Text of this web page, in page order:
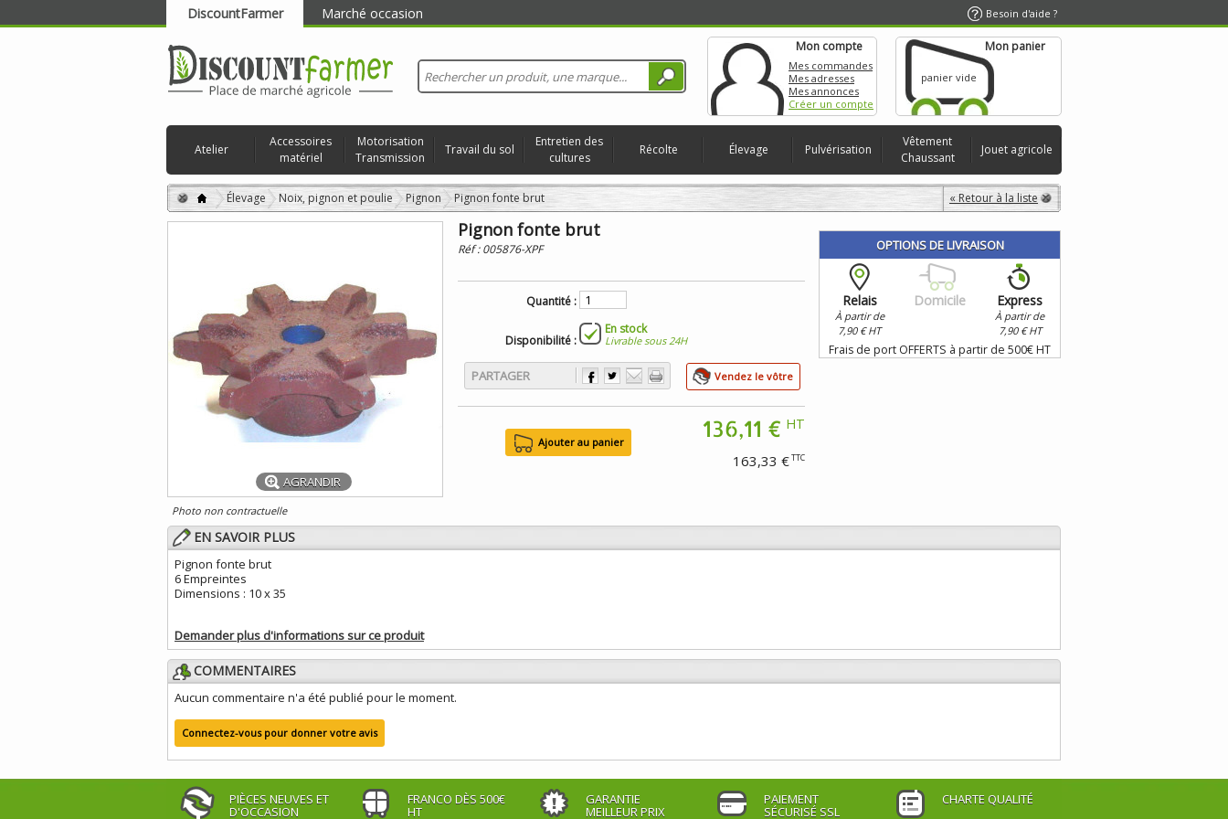
DiscountFarmer Marché occasion Besoin d'aide ?
RECHERCHER
Mon compte
Mes commandes
Mes adresses
Mes annonces
Créer un compte
Mon panier
panier vide
Atelier
Accessoires
matériel
Motorisation
Transmission
Travail du sol
Entretien des
cultures
Récolte Élevage Pulvérisation
Vêtement
Chaussant
Jouet agricole
« Retour à la liste
Élevage Noix, pignon et poulie Pignon Pignon fonte brut
AGRANDIR
Photo non contractuelle
Pignon fonte brut
Réf :005876-XPF
Quantité :
Disponibilité :
En stock
Livrable sous 24H
PARTAGER Vendez le vôtre
136,11 € HT
163,33 €TTC
OPTIONS DE LIVRAISON
Relais
À partir de
7,90 € HT
Domicile Express
À partir de
7,90 € HT
Frais de port OFFERTS à partir de 500€ HT
EN SAVOIR PLUS
Pignon fonte brut
6 Empreintes
Dimensions : 10 x 35
Demander plus d'informations sur ce produit
COMMENTAIRES
Aucun commentaire n'a été publié pour le moment.
Connectez-vous pour donner votre avis
PIÈCES NEUVES ET
D'OCCASION
FRANCO DÈS 500€
HT
GARANTIE
MEILLEUR PRIX
PAIEMENT
SÉCURISÉ SSL
CHARTE QUALITÉ